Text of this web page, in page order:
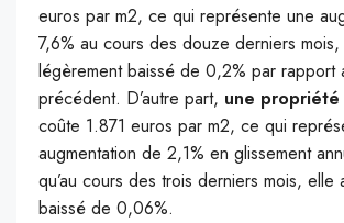
euros par m2, ce qui représente une
7,6% au cours des douze derniers mois,
légèrement baissé de 0,2% par rapport
précédent. D’autre part, une propriété
coûte 1.871 euros par m2, ce qui
augmentation de 2,1% en glissement
qu’au cours des trois derniers mois, elle
baissé de 0,06%.